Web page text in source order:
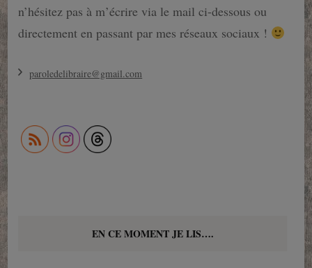
n’hésitez pas à m’écrire via le mail ci-dessous ou
directement en passant par mes réseaux sociaux !
paroledelibraire@gmail.com
EN CE MOMENT JE LIS….